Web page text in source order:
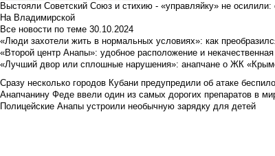
Выстояли Советский Союз и стихию - «управляйку» не осилили:
На Владимирской
Все новости по теме 30.10.2024
«Люди захотели жить в нормальных условиях»: как
«Второй центр Анапы»: удобное расположение и
«Лучший двор или сплошные нарушения»: анапчане о ЖК
Сразу несколько городов Кубани предупредили об атаке
Анапчанину Феде ввели один из самых дорогих препаратов в
Полицейские Анапы устроили необычную зарядку для детей